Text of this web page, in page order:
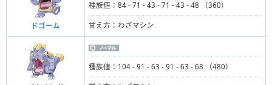
ドゴーム
種族値：84 - 71 - 43 - 71 - 43 - 48 （360）
覚え方：わざマシン
種族値：104 - 91 - 63 - 91 - 63 - 68 （480）